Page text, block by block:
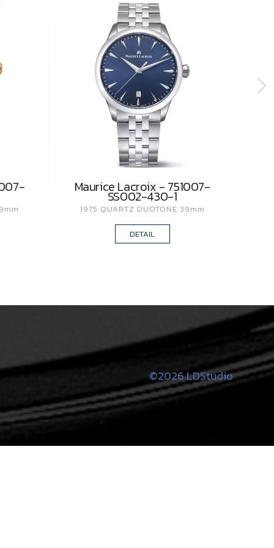
Maurice Lacroix - 751007-
SS002-430-1
1975 QUARTZ DUOTONE 39mm
DETAIL
©2026 LDStudio